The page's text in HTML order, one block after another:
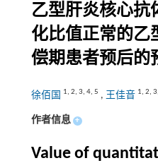
乙型肝炎核心抗
化比值正常的乙
偿期患者预后的
徐佰国 1, 2, 3, 4, 5 , 王佳音 1, 2, 3
作者信息 +
Value of